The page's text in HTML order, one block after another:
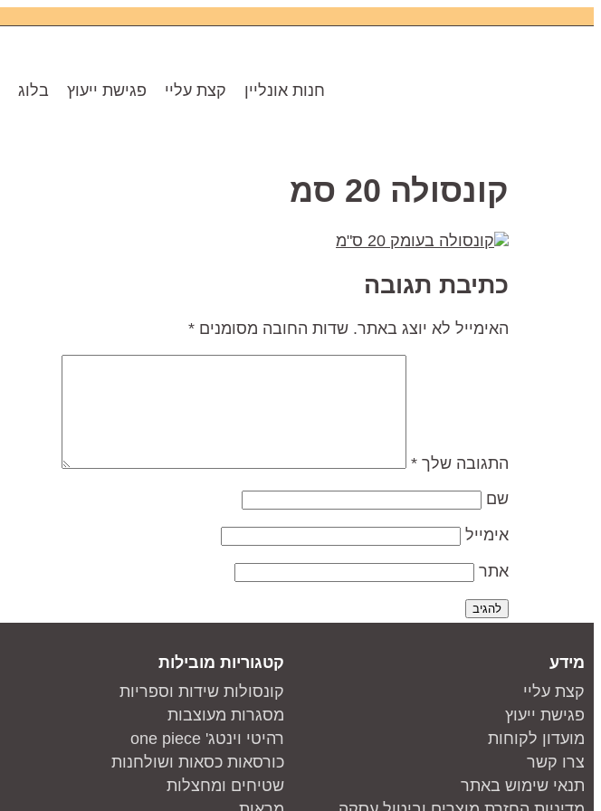
חנות אונליין קצת עליי פגישת ייעוץ בלוג
קונסולה 20 סמ
כתיבת תגובה
האימייל לא יוצג באתר. שדות החובה מסומנים *
התגובה שלך *
שם
אימייל
אתר
מידע
קצת עליי
פגישת ייעוץ
מועדון לקוחות
צרו קשר
תנאי שימוש באתר
קטגוריות מובילות
קונסולות שידות וספריות
מסגרות מעוצבות
רהיטי וינטג' one piece
כורסאות כסאות ושולחנות
שטיחים ומחצלות